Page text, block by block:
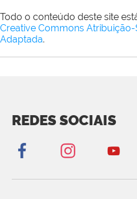
Todo o conteúdo deste site
Creative Commons
Adaptada.
REDES SOCIAIS